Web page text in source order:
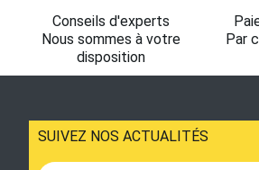
Conseils d'experts
Nous sommes à votre
disposition
Par
SUIVEZ NOS ACTUALITÉS